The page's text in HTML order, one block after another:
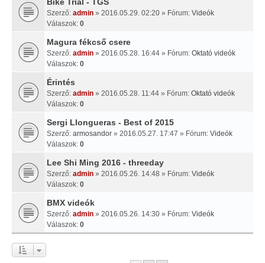
Szerző: admin » 2016.05.29. 02:20 » Fórum: Videók
Válaszok: 0
Magura fékcső csere
Szerző: admin » 2016.05.28. 16:44 » Fórum: Oktató videók
Válaszok: 0
Érintés
Szerző: admin » 2016.05.28. 11:44 » Fórum: Oktató videók
Válaszok: 0
Sergi Llongueras - Best of 2015
Szerző: armosandor » 2016.05.27. 17:47 » Fórum: Videók
Válaszok: 0
Lee Shi Ming 2016 - threeday
Szerző: admin » 2016.05.26. 14:48 » Fórum: Videók
Válaszok: 0
BMX videók
Szerző: admin » 2016.05.26. 14:30 » Fórum: Videók
Válaszok: 0